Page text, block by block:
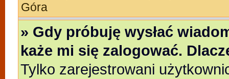
Góra
» Gdy próbuję wysłać
każe mi się zalogować.
Tylko zarejestrowani